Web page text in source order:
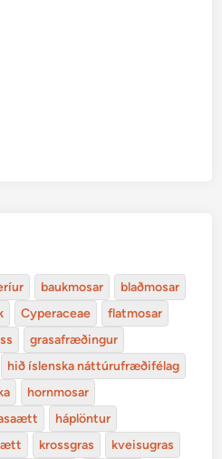
baukmosar
blaðmosar
Cyperaceae
flatmosar
grasafræðingur
hið íslenska náttúrufræðifélag
hornmosar
háplöntur
krossgras
kveisugras